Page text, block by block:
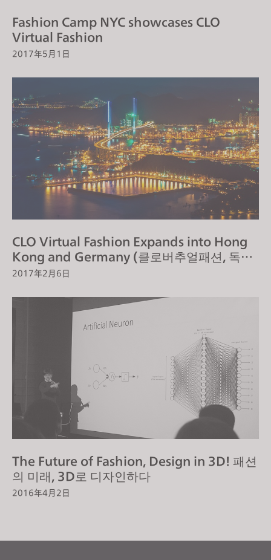
Fashion Camp NYC showcases CLO
Virtual Fashion
2017年5月1日
CLO Virtual Fashion Expands into Hong
Kong and Germany (클로버추얼패션, 독일·
홍콩에 지사 설립)
2017年2月6日
The Future of Fashion, Design in 3D! 패션
의 미래, 3D로 디자인하다
2016年4月2日